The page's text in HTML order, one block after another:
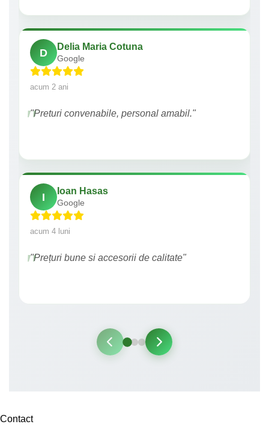
D
Delia Maria Cotuna
Google
acum 2 ani
"Preturi convenabile, personal amabil."
I
Ioan Hasas
Google
acum 4 luni
"Prețuri bune si accesorii de calitate"
Contact